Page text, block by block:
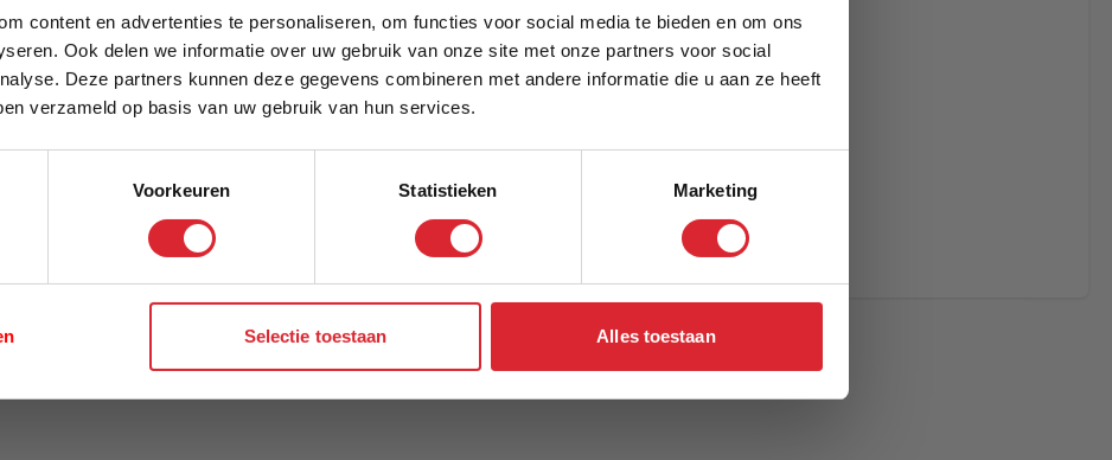
content en advertenties te personaliseren, om functies voor social media te bieden en om ons
Ook delen we informatie over uw gebruik van onze site met onze partners voor social
Deze partners kunnen deze gegevens combineren met andere informatie die u aan ze heeft
verzameld op basis van uw gebruik van hun services.
Voorkeuren Statistieken Marketing
Selectie toestaan Alles toestaan
94 cm
b
Review
This form is protected by reCAPTCHA - the
Google Privacy Policy
Terms of Service
Schrijf je in en ontvang direct een kortingscode